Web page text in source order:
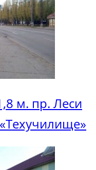
м. пр. Леси